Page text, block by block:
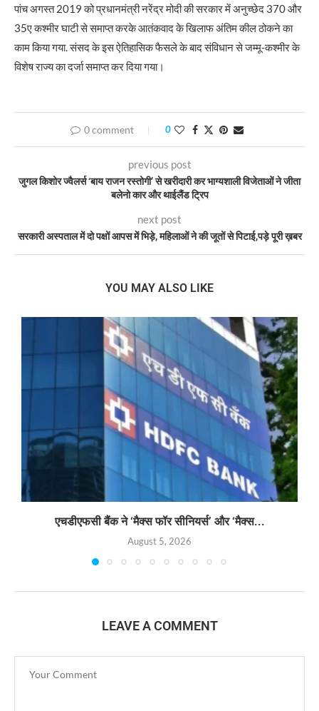
पांच अगस्त 2019 को प्रधानमंत्री नरेंद्र मोदी की सरकार में अनुच्छेद 370 और
35ए कश्मीर घाटी से समाप्त करके आतंकवाद के खिलाफ अंतिम कील ठोकने का
काम किया गया. संसद के इस ऐतिहासिक फैसले के बाद संविधान से जम्मू-कश्मीर के
विशेष राज्य का दर्जा समाप्त कर दिया गया।
0 comment 0
previous post
जुगल किशोर ज्वैलर्स ‘बाय राजन रस्तोगी’ से खरीदारी कर भाग्यशाली विजेताओं ने जीता
बलेनो कार और थाईलैंड ट्रिप
next post
सरकारी अस्पताल में दो पक्षों आपस में भिड़े, महिलाओं ने की जूतों से पिटाई,पड़े पूरी ख़बर
YOU MAY ALSO LIKE
एचडीएफसी बैंक ने ‘मैक्स फॉर सीनियर्स’ और ‘मैक्स...
August 5, 2026
LEAVE A COMMENT